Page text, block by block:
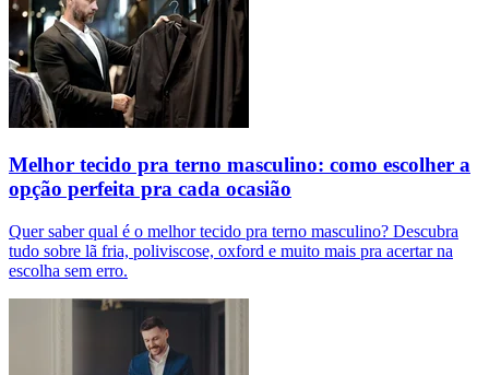
Melhor tecido pra terno masculino: como escolher a
opção perfeita pra cada ocasião
Quer saber qual é o melhor tecido pra terno masculino? Descubra
tudo sobre lã fria, poliviscose, oxford e muito mais pra acertar na
escolha sem erro.